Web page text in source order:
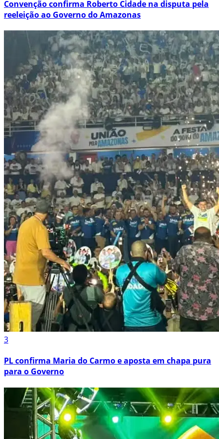
Convenção confirma Roberto Cidade na disputa pela
reeleição ao Governo do Amazonas
3
PL confirma Maria do Carmo e aposta em chapa pura
para o Governo